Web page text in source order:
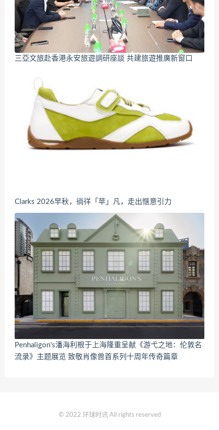
三亞文旅赴香港永安旅遊調研座談 共建旅遊推廣新窗口
Clarks 2026早秋，徜徉「苹」凡，走出惬意引力
Penhaligon's潘海利根于上海隆重呈献《游弋之地：伦敦名
流录》主题展览 致敬肖像兽首系列十周年传奇篇章
© 2022 环球时讯 All rights reserved